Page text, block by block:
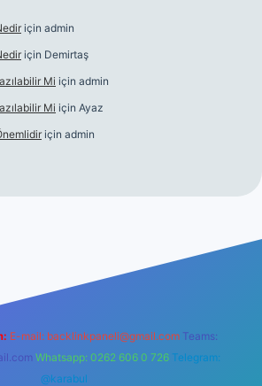
için admin
için Demirtaş
Mi için admin
Mi için Ayaz
için admin
E-mail: backlinkpaneli@gmail.com Teams:
Whatsapp: 0262 606 0 726 Telegram:
@karabul